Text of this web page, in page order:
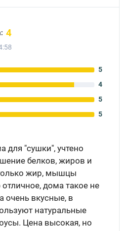
4
5
4
5
5
для "сушки", учтено
белков, жиров и
жир, мышцы
дома такое не
очень вкусные, в
натуральные
Цена высокая, но